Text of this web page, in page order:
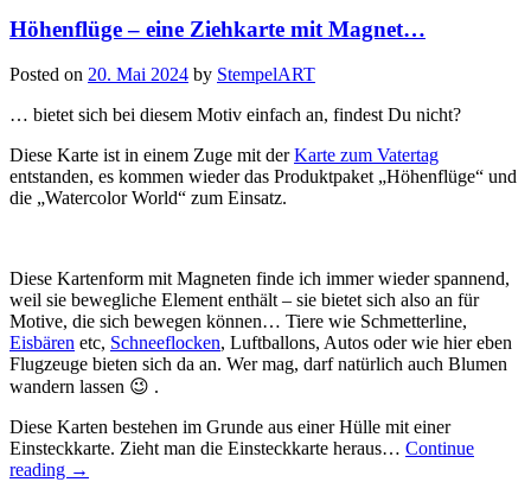
Höhenflüge – eine Ziehkarte mit Magnet…
Posted on 20. Mai 2024 by StempelART
… bietet sich bei diesem Motiv einfach an, findest Du nicht?
Diese Karte ist in einem Zuge mit derKarte zum Vatertag
entstanden, es kommen wieder das Produktpaket „Höhenflüge“ und
die „Watercolor World“ zum Einsatz.
Diese Kartenform mit Magneten finde ich immer wieder spannend,
weil sie bewegliche Element enthält – sie bietet sich also an für
Motive, die sich bewegen können… Tiere wie Schmetterline,
Eisbären etc, Schneeflocken, Luftballons, Autos oder wie hier eben
Flugzeuge bieten sich da an. Wer mag, darf natürlich auch Blumen
wandern lassen 😉 .
Diese Karten bestehen im Grunde aus einer Hülle mit einer
Einsteckkarte. Zieht man die Einsteckkarte heraus… Continue
reading „Höhenflüge
→